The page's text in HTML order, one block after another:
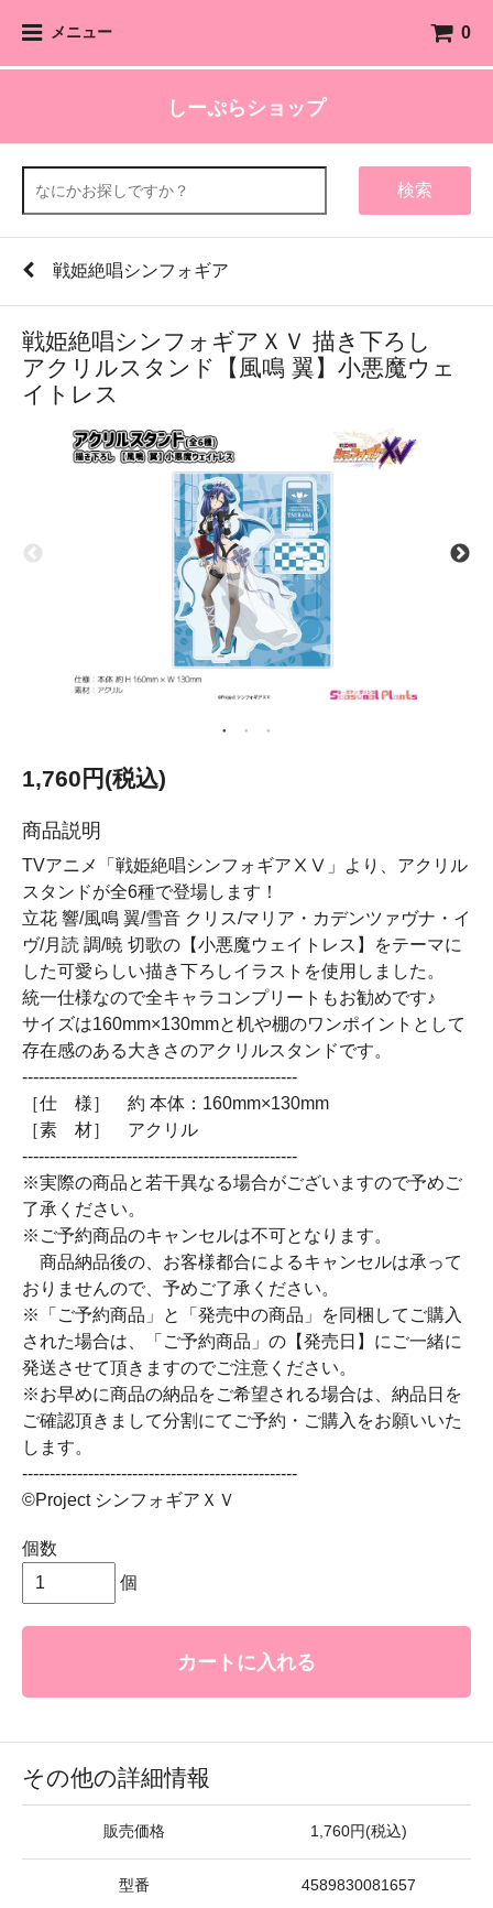
メニュー 0
しーぷらショップ
検索
戦姫絶唱シンフォギア
戦姫絶唱シンフォギアＸＶ 描き下ろし
アクリルスタンド【風鳴 翼】小悪魔ウェ
イトレス
1,760円(税込)
商品説明
TVアニメ「戦姫絶唱シンフォギアⅩⅤ」より、アクリル
スタンドが全6種で登場します！
立花 響/風鳴 翼/雪音 クリス/マリア・カデンツァヴナ・イ
ヴ/月読 調/暁 切歌の【小悪魔ウェイトレス】をテーマに
した可愛らしい描き下ろしイラストを使用しました。
統一仕様なので全キャラコンプリートもお勧めです♪
サイズは160mm×130mmと机や棚のワンポイントとして
存在感のある大きさのアクリルスタンドです。
--------------------------------------------------
［仕 様］ 約 本体：160mm×130mm
［素 材］ アクリル
--------------------------------------------------
※実際の商品と若干異なる場合がございますので予めご
了承ください。
※ご予約商品のキャンセルは不可となります。
商品納品後の、お客様都合によるキャンセルは承って
おりませんので、予めご了承ください。
※「ご予約商品」と「発売中の商品」を同梱してご購入
された場合は、「ご予約商品」の【発売日】にご一緒に
発送させて頂きますのでご注意ください。
※お早めに商品の納品をご希望される場合は、納品日を
ご確認頂きまして分割にてご予約・ご購入をお願いいた
します。
--------------------------------------------------
©Project シンフォギアＸＶ
個数
個
カートに入れる
その他の詳細情報
販売価格 1,760円(税込)
型番 4589830081657